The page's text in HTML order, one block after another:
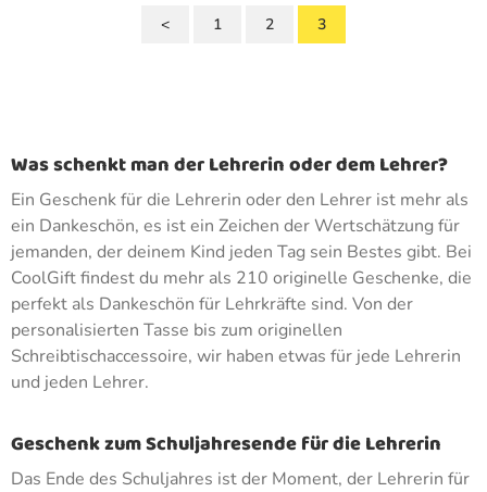
< 1 2 3
Was schenkt man der Lehrerin oder dem Lehrer?
Ein Geschenk für die Lehrerin oder den Lehrer ist mehr als
ein Dankeschön, es ist ein Zeichen der Wertschätzung für
jemanden, der deinem Kind jeden Tag sein Bestes gibt. Bei
CoolGift findest du mehr als 210 originelle Geschenke, die
perfekt als Dankeschön für Lehrkräfte sind. Von der
personalisierten Tasse bis zum originellen
Schreibtischaccessoire, wir haben etwas für jede Lehrerin
und jeden Lehrer.
Geschenk zum Schuljahresende für die Lehrerin
Das Ende des Schuljahres ist der Moment, der Lehrerin für